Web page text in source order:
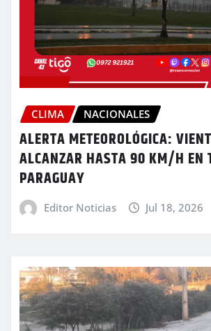
CLIMA NACIONALES
ALERTA METEOROLÓGICA:
ALCANZAR HASTA 90 KM/H EN
PARAGUAY
Editor Noticias Jul 18, 2026